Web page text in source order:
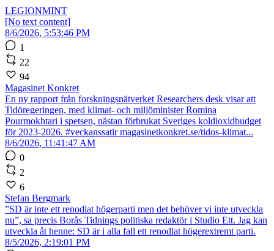
LEGIONMINT
[No text content]
8/6/2026, 5:53:46 PM
1
22
94
Magasinet Konkret
En ny rapport från forskningsnätverket Researchers desk visar att
Tidöregeringen, med klimat- och miljöminister Romina
Pourmokhtari i spetsen, nästan förbrukat Sveriges koldioxidbudget
för 2023-2026. #veckanssatir magasinetkonkret.se/tidos-klimat...
8/6/2026, 11:41:47 AM
0
2
6
Stefan Bergmark
”SD är inte ett renodlat högerparti men det behöver vi inte utveckla
nu”, sa precis Borås Tidnings politiska redaktör i Studio Ett. Jag kan
utveckla åt henne: SD är i alla fall ett renodlat högerextremt parti.
8/5/2026, 2:19:01 PM